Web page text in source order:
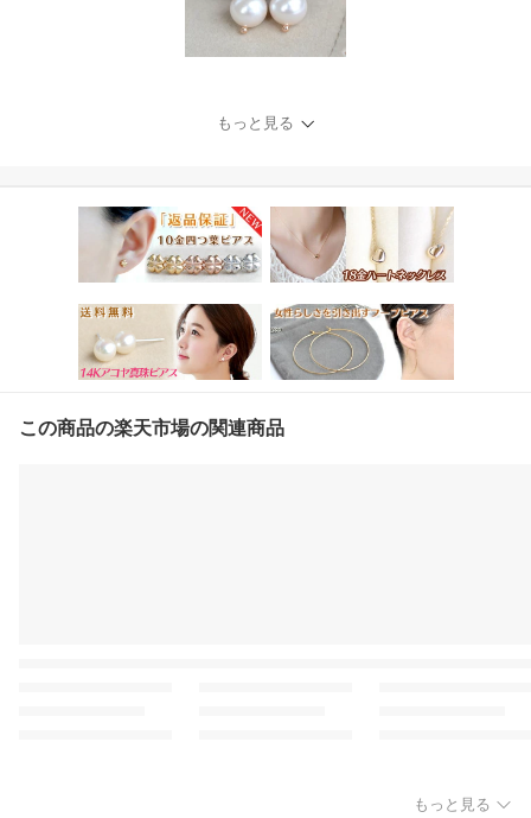
もっと見る
この商品の楽天市場の関連商品
もっと見る